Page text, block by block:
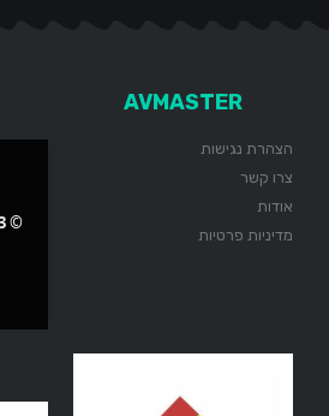
AVMASTER
הצהרת נגישות
צרו קשר
אודות
מדיניות פרטיות
© 2023 מגזין המולטימדיה